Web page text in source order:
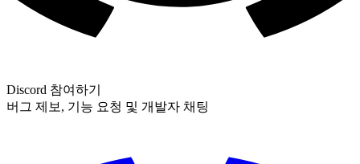
Discord 참여하기
버그 제보, 기능 요청 및 개발자 채팅